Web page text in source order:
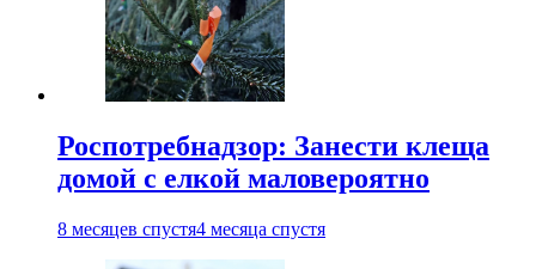
Роспотребнадзор: Занести клеща
домой с елкой маловероятно
8 месяцев спустя4 месяца спустя